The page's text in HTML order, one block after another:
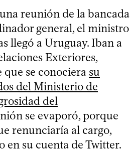
reunión de la bancada
general, el ministro
llegó a Uruguay. Iban a
Exteriores,
que se conociera su
del Ministerio de
del
se evaporó, porque
renunciaría al cargo,
en su cuenta de Twitter.